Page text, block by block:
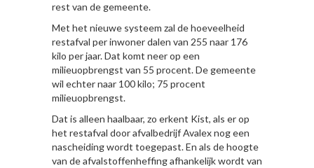
rest van de gemeente.
Met het nieuwe systeem zal de hoeveelheid
restafval per inwoner dalen van 255 naar 176
kilo per jaar. Dat komt neer op een
milieuopbrengst van 55 procent. De gemeente
wil echter naar 100 kilo; 75 procent
milieuopbrengst.
Dat is alleen haalbaar, zo erkent Kist, als er op
het restafval door afvalbedrijf Avalex nog een
nascheiding wordt toegepast. En als de hoogte
van de afvalstoffenheffing afhankelijk wordt van